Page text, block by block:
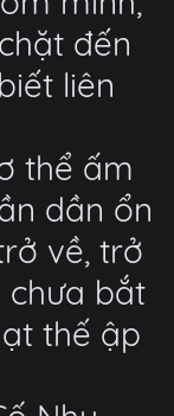
đến
liên
thể ấm
dần ổn
về, trở
chưa bắt
thế ập